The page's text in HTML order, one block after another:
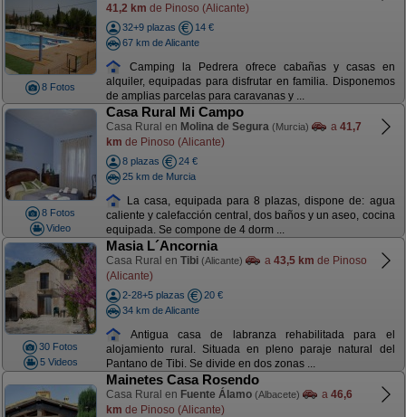
8 Fotos
41,2 km de Pinoso (Alicante)
32+9 plazas
14 €
67 km de Alicante
Camping la Pedrera ofrece cabañas y casas en
alquiler, equipadas para disfrutar en familia. Disponemos
de amplias parcelas para caravanas y ...
8 Fotos
Video
Casa Rural Mi Campo
Casa Rural en Molina de Segura (Murcia) a 41,7
km de Pinoso (Alicante)
8 plazas
24 €
25 km de Murcia
La casa, equipada para 8 plazas, dispone de: agua
caliente y calefacción central, dos baños y un aseo, cocina
equipada. Se compone de 4 dorm ...
30 Fotos
5 Videos
Masia L´Ancornia
Casa Rural en Tibi (Alicante) a 43,5 km de Pinoso
(Alicante)
2-28+5 plazas
20 €
34 km de Alicante
Antigua casa de labranza rehabilitada para el
alojamiento rural. Situada en pleno paraje natural del
Pantano de Tibi. Se divide en dos zonas ...
Mainetes Casa Rosendo
Casa Rural en Fuente Álamo (Albacete) a 46,6
km de Pinoso (Alicante)